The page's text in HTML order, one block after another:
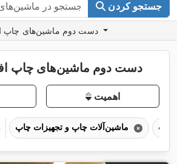
جستجو کردن
/ ... / دست دوم ماشین‌های چاپ افست ۶ رنگه
دست دوم ماشین‌های چاپ افست
اهمیت